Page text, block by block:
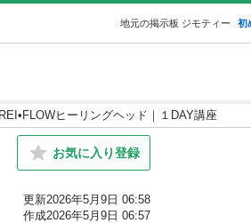
地元の掲示板 ジモティー 初
REI•FLOWヒーリングヘッド｜１DAY講座
お気に入り登録
更新2026年5月9日 06:58
作成2026年5月9日 06:57